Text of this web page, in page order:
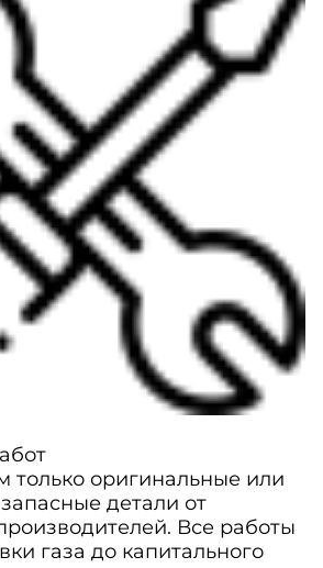
только оригинальные или
детали от
Все работы
газа до капитального